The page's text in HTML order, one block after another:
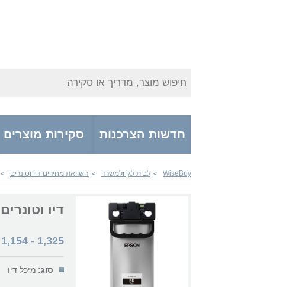
חיפוש מוצר, מדריך או סקירה
חדשות הצרכנות סקירות מוצרים
WiseBuy
> לבית לגן ולמשרד > השוואת מחירים דיו וטונרים >
דיו וטונרים Epson T12F1 C13T12F140 BK
1,325
-
1,154
סוג: מיכל דיו